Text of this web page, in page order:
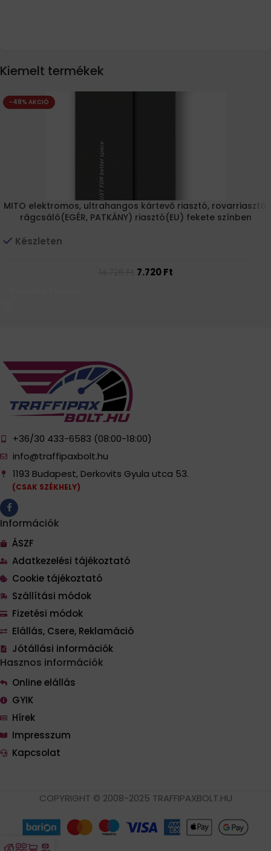
Kiemelt termékek
-48% AKCIÓ
MITO elektromos, ultrahangos kártevő riasztó, rovarriasztó,
rágcsáló(EGÉR, PATKÁNY) riasztó(EU) fekete színben
Készleten
7.720Ft
+36/30 433-6583 (08:00-18:00)
info@traffipaxbolt.hu
1193 Budapest, Derkovits Gyula utca 53.
(CSAK SZÉKHELY)
Információk
ÁSZF
Adatkezelési tájékoztató
Cookie tájékoztató
Szállítási módok
Fizetési módok
Elállás, Csere, Reklamáció
Jótállási információk
Hasznos információk
Online elállás
GYIK
Hírek
Impresszum
Kapcsolat
COPYRIGHT © 2008-2025 TRAFFIPAXBOLT.HU